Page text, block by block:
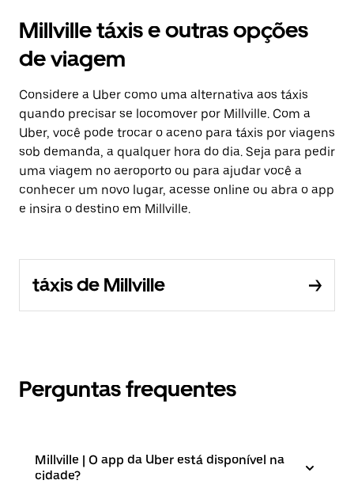
Millville táxis e outras opções
de viagem
Considere a Uber como uma alternativa aos táxis
quando precisar se locomover por Millville. Com a
Uber, você pode trocar o aceno para táxis por viagens
sob demanda, a qualquer hora do dia. Seja para pedir
uma viagem no aeroporto ou para ajudar você a
conhecer um novo lugar, acesse online ou abra o app
e insira o destino em Millville.
táxis de Millville
Perguntas frequentes
Millville | O app da Uber está disponível na
cidade?